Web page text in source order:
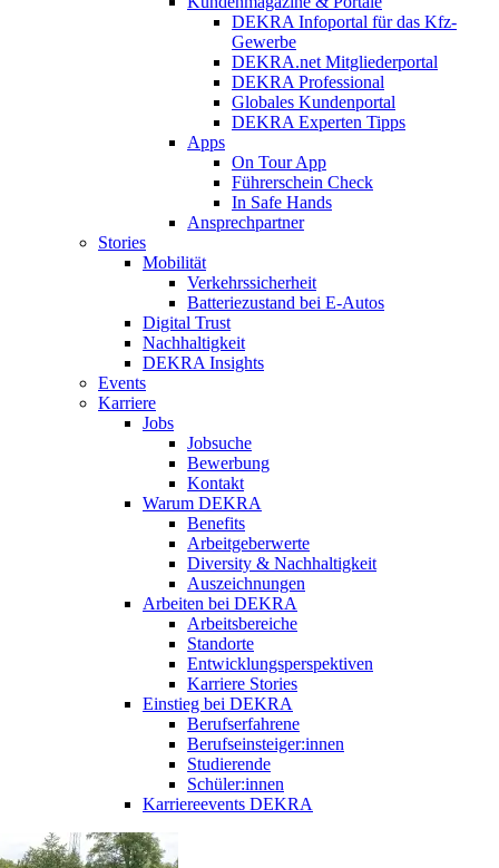
DEKRA Infoportal für das Kfz-
Gewerbe
DEKRA.net Mitgliederportal
DEKRA Professional
Globales Kundenportal
DEKRA Experten Tipps
Apps
On Tour App
Führerschein Check
In Safe Hands
Ansprechpartner
Stories
Mobilität
Verkehrssicherheit
Batteriezustand bei E-Autos
Digital Trust
Nachhaltigkeit
DEKRA Insights
Events
Karriere
Jobs
Jobsuche
Bewerbung
Kontakt
Warum DEKRA
Benefits
Arbeitgeberwerte
Diversity & Nachhaltigkeit
Auszeichnungen
Arbeiten bei DEKRA
Arbeitsbereiche
Standorte
Entwicklungsperspektiven
Karriere Stories
Einstieg bei DEKRA
Berufserfahrene
Berufseinsteiger:innen
Studierende
Schüler:innen
Karriereevents DEKRA